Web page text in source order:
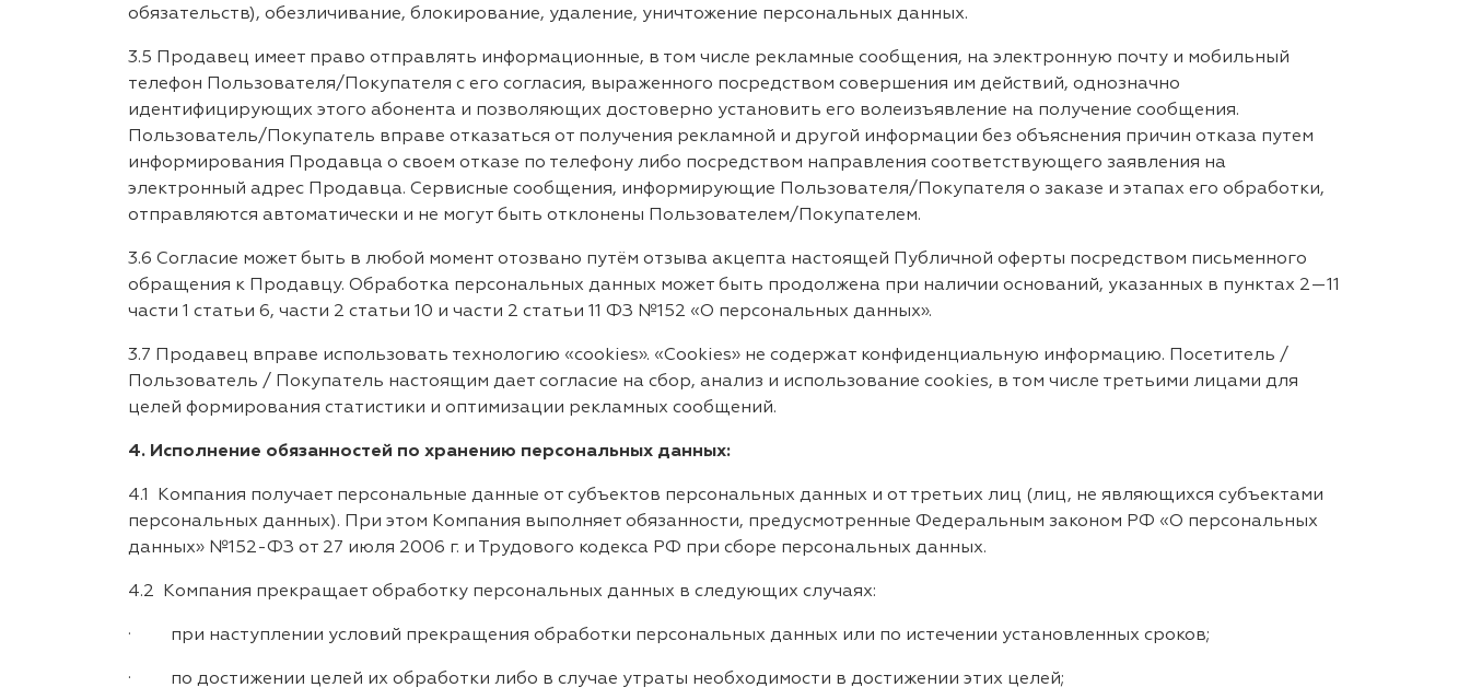
обязательств), обезличивание, блокирование, удаление, уничтожение персональных данных.
3.5 Продавец имеет право отправлять информационные, в том числе рекламные сообщения, на электронную почту и мобильный
телефон Пользователя/Покупателя с его согласия, выраженного посредством совершения им действий, однозначно
идентифицирующих этого абонента и позволяющих достоверно установить его волеизъявление на получение сообщения.
Пользователь/Покупатель вправе отказаться от получения рекламной и другой информации без объяснения причин отказа путем
информирования Продавца о своем отказе по телефону либо посредством направления соответствующего заявления на
электронный адрес Продавца. Сервисные сообщения, информирующие Пользователя/Покупателя о заказе и этапах его обработки,
отправляются автоматически и не могут быть отклонены Пользователем/Покупателем.
3.6 Согласие может быть в любой момент отозвано путём отзыва акцепта настоящей Публичной оферты посредством письменного
обращения к Продавцу. Обработка персональных данных может быть продолжена при наличии оснований, указанных в пунктах 2—11
части 1 статьи 6, части 2 статьи 10 и части 2 статьи 11 ФЗ №152 «О персональных данных».
3.7 Продавец вправе использовать технологию «cookies». «Cookies» не содержат конфиденциальную информацию. Посетитель /
Пользователь / Покупатель настоящим дает согласие на сбор, анализ и использование cookies, в том числе третьими лицами для
целей формирования статистики и оптимизации рекламных сообщений.
4. Исполнение обязанностей по хранению персональных данных:
4.1 Компания получает персональные данные от субъектов персональных данных и от третьих лиц (лиц, не являющихся субъектами
персональных данных). При этом Компания выполняет обязанности, предусмотренные Федеральным законом РФ «О персональных
данных» №152-ФЗ от 27 июля 2006 г. и Трудового кодекса РФ при сборе персональных данных.
4.2 Компания прекращает обработку персональных данных в следующих случаях:
· при наступлении условий прекращения обработки персональных данных или по истечении установленных сроков;
· по достижении целей их обработки либо в случае утраты необходимости в достижении этих целей;